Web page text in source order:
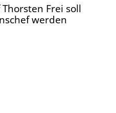
Frei soll
werden